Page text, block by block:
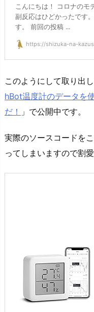
こんにちは！ コロナのモ
副反応はひどかったです
す。 前回の投稿 ...
https://shizuka-na-
このようにして取り出
hBot温度計のデータを
だ！ 」で公開中です。
実際のソースコードを
ってしまいますので割